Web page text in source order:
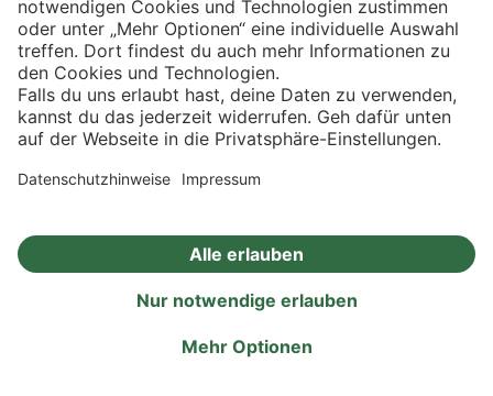
Aktionen Rezepte
Defekte sowie verloren gegangene, beschädigte oder
verspätete Einsendungen, die auf Netzwerk-, Hardware-
oder Softwareprobleme zurückzuführen sind.
Etwaige Gewährleistungsansprüche der Gewinner sind
ausgeschlossen.
PENNY behält sich das Recht vor, das Gewinnspiel im Fall
unvorhergesehener Umstände zu ändern oder
PENNY ist insbesondere berechtigt, das Gewinnspiel
einzustellen, abzubrechen oder auszusetzen, wenn